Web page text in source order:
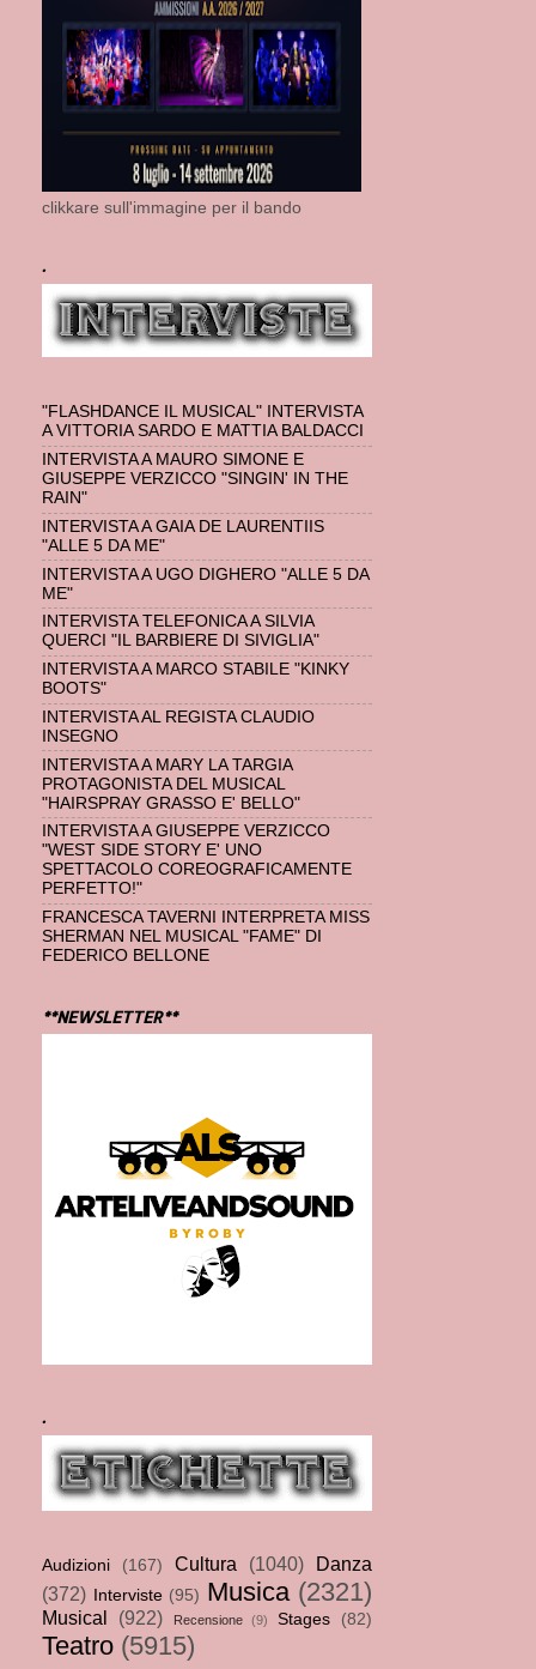
clikkare sull'immagine per il bando
.
"FLASHDANCE IL MUSICAL" INTERVISTA
A VITTORIA SARDO E MATTIA BALDACCI
INTERVISTA A MAURO SIMONE E
GIUSEPPE VERZICCO "SINGIN' IN THE
RAIN"
INTERVISTA A GAIA DE LAURENTIIS
"ALLE 5 DA ME"
INTERVISTA A UGO DIGHERO "ALLE 5 DA
ME"
INTERVISTA TELEFONICA A SILVIA
QUERCI "IL BARBIERE DI SIVIGLIA"
INTERVISTA A MARCO STABILE "KINKY
BOOTS"
INTERVISTA AL REGISTA CLAUDIO
INSEGNO
INTERVISTA A MARY LA TARGIA
PROTAGONISTA DEL MUSICAL
"HAIRSPRAY GRASSO E' BELLO"
INTERVISTA A GIUSEPPE VERZICCO
"WEST SIDE STORY E' UNO
SPETTACOLO COREOGRAFICAMENTE
PERFETTO!"
FRANCESCA TAVERNI INTERPRETA MISS
SHERMAN NEL MUSICAL "FAME" DI
FEDERICO BELLONE
**NEWSLETTER**
.
Audizioni (167) Cultura (1040)
Danza
(372)
Interviste (95) Musica (2321)
Musical (922) Recensione (9) Stages (82)
Teatro (5915)